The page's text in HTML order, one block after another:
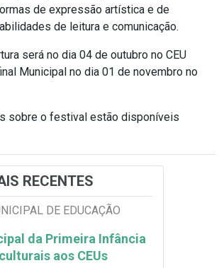
de expressão artística e de
de leitura e comunicação.
será no dia 04 de outubro no CEU
Municipal no dia 01 de novembro no
sobre o festival estão disponíveis
RECENTES
DE EDUCAÇÃO
da Primeira Infância
aos CEUs